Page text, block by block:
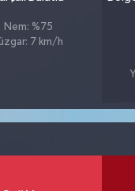
Nem: %75
7 km/h